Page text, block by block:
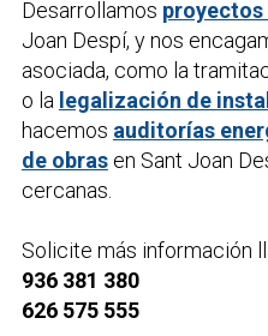
Desarrollamos proyectos
Joan Despí, y nos
asociada, como la
o la legalización de
hacemos auditorías
de obrasen Sant Joan
cercanas.
Solicite más información
936 381 380
626 575 555